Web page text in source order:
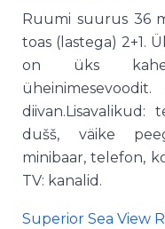
Ruumi suurus 36
toas (lastega) 2+1.
on üks
diivan.Lisavalikud:
dušš, väike
minibaar, telefon,
TV: kanalid.
Superior Sea View